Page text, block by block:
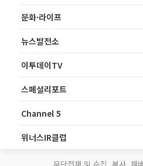
문화·라이프
뉴스발전소
이투데이TV
스페셜리포트
Channel 5
위너스IR클럽